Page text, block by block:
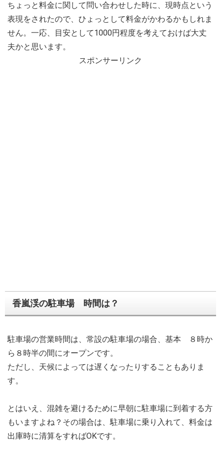
ちょっと料金に関して問い合わせした時に、現時点という
表現をされたので、ひょっとして料金がかわるかもしれま
せん。一応、目安として1000円程度を考えておけば大丈
夫かと思います。
スポンサーリンク
香嵐渓の駐車場 時間は？
駐車場の営業時間は、常設の駐車場の場合、基本 ８時か
ら８時半の間にオープンです。
ただし、天候によっては遅くなったりすることもありま
す。
とはいえ、混雑を避けるために早朝に駐車場に到着する方
もいますよね？その場合は、駐車場に乗り入れて、料金は
出庫時に清算をすればOKです。